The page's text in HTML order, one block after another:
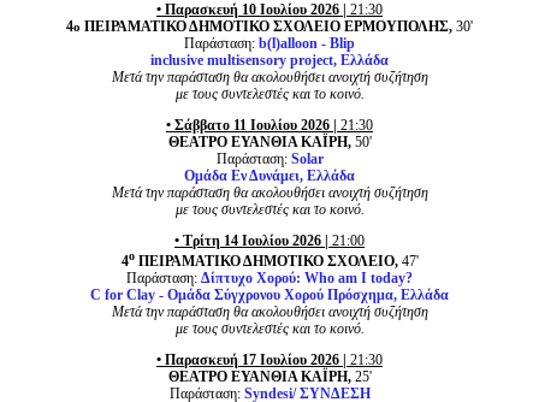
• Παρασκευή 10 Ιουλίου 2026 |
21:30
4ο ΠΕΙΡΑΜΑΤΙΚΟ ΔΗΜΟΤΙΚΟ ΣΧΟΛΕΙΟ ΕΡΜΟΥΠΟΛΗΣ, 30'
Παράσταση: b(l)alloon - Blip
inclusive multisensory project, Ελλάδα
Μετά την παράσταση θα ακολουθήσει ανοιχτή συζήτηση
με τους συντελεστές και το κοινό.
• Σάββατο 11 Ιουλίου 2026 |
21:30
ΘΕΑΤΡΟ ΕΥΑΝΘΙΑ ΚΑΪΡΗ, 50'
Παράσταση: Solar
Oμάδα Εν Δυνάμει, Ελλάδα
Μετά την παράσταση θα ακολουθήσει ανοιχτή συζήτηση
με τους συντελεστές και το κοινό.
• Τρίτη 14 Ιουλίου 2026 | 21:00
4οΠΕΙΡΑΜΑΤΙΚΟ ΔΗΜΟΤΙΚΟ ΣΧΟΛΕΙΟ, 47'
Παράσταση: Δίπτυχο Χορού: Who am I today?
C for Clay - Ομάδα Σύγχρονου Χορού Πρόσχημα, Ελλάδα
Μετά την παράσταση θα ακολουθήσει ανοιχτή συζήτηση
με τους συντελεστές και το κοινό.
• Παρασκευή 17 Ιουλίου 2026 | 21:30
ΘΕΑΤΡΟ ΕΥΑΝΘΙΑ ΚΑΪΡΗ, 25'
Παράσταση: Syndesi/ ΣΥΝΔΕΣΗ